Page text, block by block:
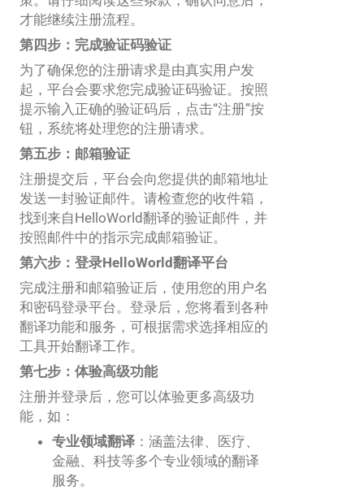
才能继续注册流程。
第四步：完成验证码验证
为了确保您的注册请求是由真实用户发
起，平台会要求您完成验证码验证。按照
提示输入正确的验证码后，点击“注册”按
钮，系统将处理您的注册请求。
第五步：邮箱验证
注册提交后，平台会向您提供的邮箱地址
发送一封验证邮件。请检查您的收件箱，
找到来自HelloWorld翻译的验证邮件，并
按照邮件中的指示完成邮箱验证。
第六步：登录HelloWorld翻译平台
完成注册和邮箱验证后，使用您的用户名
和密码登录平台。登录后，您将看到各种
翻译功能和服务，可根据需求选择相应的
工具开始翻译工作。
第七步：体验高级功能
注册并登录后，您可以体验更多高级功
能，如：
专业领域翻译 ：涵盖法律、医疗、
金融、科技等多个专业领域的翻译
服务。